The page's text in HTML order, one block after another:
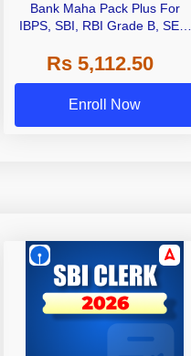
Bank Maha Pack Plus For
IBPS, SBI, RBI Grade B, SEBI
Other Grade A & Grade B Bank
Exams
Rs 5,112.50
Enroll Now